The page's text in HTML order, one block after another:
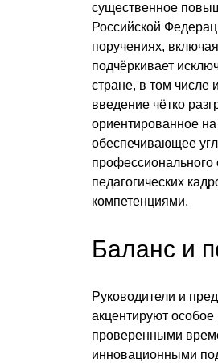
существенное
Российской
поручениях,
подчёркивает
стране, в том числе
введение чётко
ориентированное
обеспечивающее
профессионального
педагогических
компетенциями.
Баланс и
Руководители и
акцентируют
проверенными
инновационными